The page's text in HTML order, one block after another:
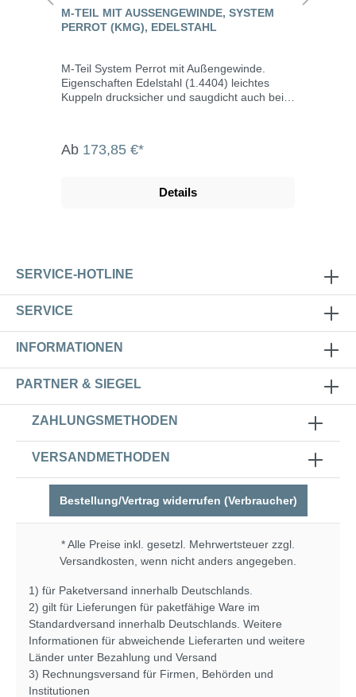
M-TEIL MIT AUSSENGEWINDE, SYSTEM P
ERROT (KMG), EDELSTAHL
M-Teil System Perrot mit Außengewinde.
Eigenschaften Edelstahl (1.4404) leichtes
Kuppeln drucksicher und saugdicht auch bei
Kupplungen werden u.a. eingesetzt in der
Straßenbau, der Grundwasserabsenkung,
Abfüllen und Umfüllen von Säuren, Laugen,
aggressiven und empfindlichen Fluiden.
Ab 173,85 €*
Details
SERVICE-HOTLINE
SERVICE
INFORMATIONEN
PARTNER & SIEGEL
ZAHLUNGSMETHODEN
VERSANDMETHODEN
Bestellung/Vertrag widerrufen (Verbraucher)
* Alle Preise inkl. gesetzl. Mehrwertsteuer zzgl.
Versandkosten , wenn nicht anders angegeben.
1) für Paketversand innerhalb Deutschlands.
2) gilt für Lieferungen für paketfähige Ware im
Standardversand innerhalb Deutschlands. Weitere
Informationen für abweichende Lieferarten und weitere
Länder unter Bezahlung und Versand
3) Rechnungsversand für Firmen, Behörden und
Institutionen